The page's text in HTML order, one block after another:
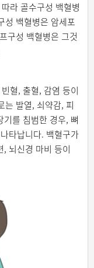
라 골수구성 백혈병
성 백혈병은 암세포
구성 백혈병은 그것
혈, 출혈, 감염 등이
는 발열, 쇠약감, 피
를 침범한 경우, 뼈
타납니다. 백혈구가
뇌신경 마비 등이